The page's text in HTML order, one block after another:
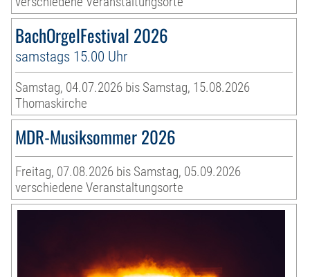
BachOrgelFestival 2026
samstags 15.00 Uhr
Samstag, 04.07.2026 bis Samstag, 15.08.2026
Thomaskirche
MDR-Musiksommer 2026
Freitag, 07.08.2026 bis Samstag, 05.09.2026
verschiedene Veranstaltungsorte